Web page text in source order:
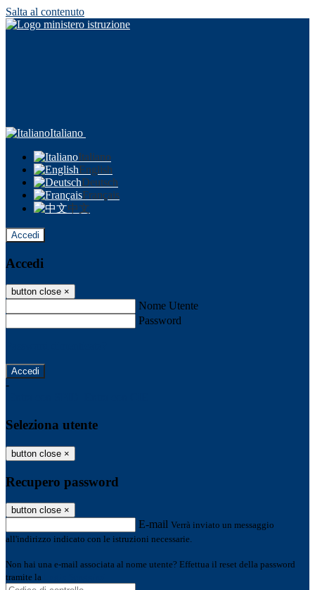
Salta al contenuto
Italiano
Italiano
English
Deutsch
Français
中文
Accedi
Accedi
button close ×
Nome Utente
Password
-
Seleziona utente
button close ×
Recupero password
button close ×
E-mail Verrà inviato un messaggio
all'indirizzo indicato con le istruzioni necessarie.
Non hai una e-mail associata al nome utente? Effettua il reset della password
tramite la